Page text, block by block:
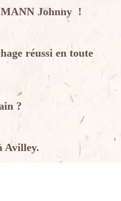
Johnny !
réussi en toute
?
Avilley.